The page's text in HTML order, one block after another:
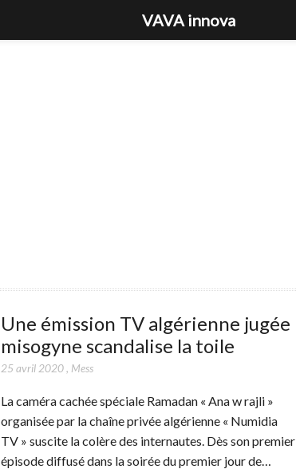
Une émission TV algérienne jugée
misogyne scandalise la toile
25 avril 2020, Mess
La caméra cachée spéciale Ramadan « Ana w rajli »
organisée par la chaîne privée algérienne « Numidia
TV » suscite la colère des internautes. Dès son premier
épisode diffusé dans la soirée du premier jour de…
VAVA innova